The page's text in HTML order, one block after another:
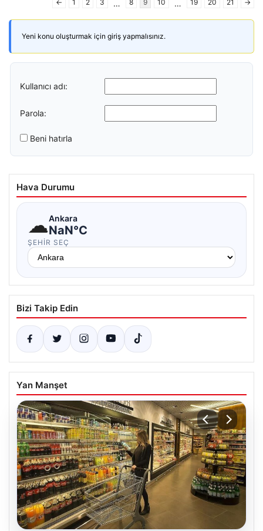
← 1 2 3 … 8 9 10 … 19 20 21 →
Yeni konu oluşturmak için giriş yapmalısınız.
Kullanıcı adı:
Parola:
Beni hatırla
Hava Durumu
☁Ankara
NaN°C
ŞEHIR SEÇ
Bizi Takip Edin
Yan Manşet